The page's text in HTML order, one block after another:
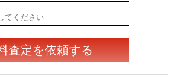
査定を依頼する